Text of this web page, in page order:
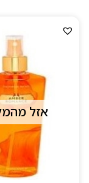
ומתאימים למי
אזל